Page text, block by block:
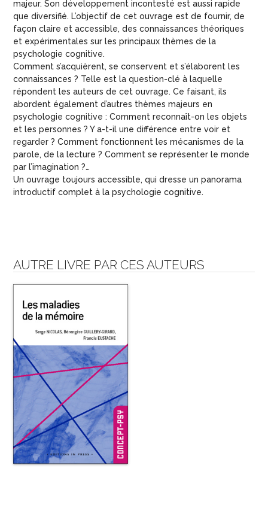
majeur. Son développement incontesté est aussi rapide
que diversifié. L’objectif de cet ouvrage est de fournir, de
façon claire et accessible, des connaissances théoriques
et expérimentales sur les principaux thèmes de la
psychologie cognitive.
Comment s’acquièrent, se conservent et s’élaborent les
connaissances ? Telle est la question-clé à laquelle
répondent les auteurs de cet ouvrage. Ce faisant, ils
abordent également d’autres thèmes majeurs en
psychologie cognitive : Comment reconnaît-on les objets
et les personnes ? Y a-t-il une différence entre voir et
regarder ? Comment fonctionnent les mécanismes de la
parole, de la lecture ? Comment se représenter le monde
par l’imagination ?…
Un ouvrage toujours accessible, qui dresse un panorama
introductif complet à la psychologie cognitive.
AUTRE LIVRE PAR CES AUTEURS